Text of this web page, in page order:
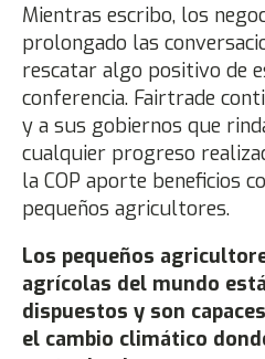
Mientras escribo, los
prolongado las
rescatar algo positivo de
conferencia. Fairtrade
y a sus gobiernos que
cualquier progreso
la COP aporte beneficios
pequeños agricultores.
Los pequeños
agrícolas del mundo
dispuestos y son
el cambio climático